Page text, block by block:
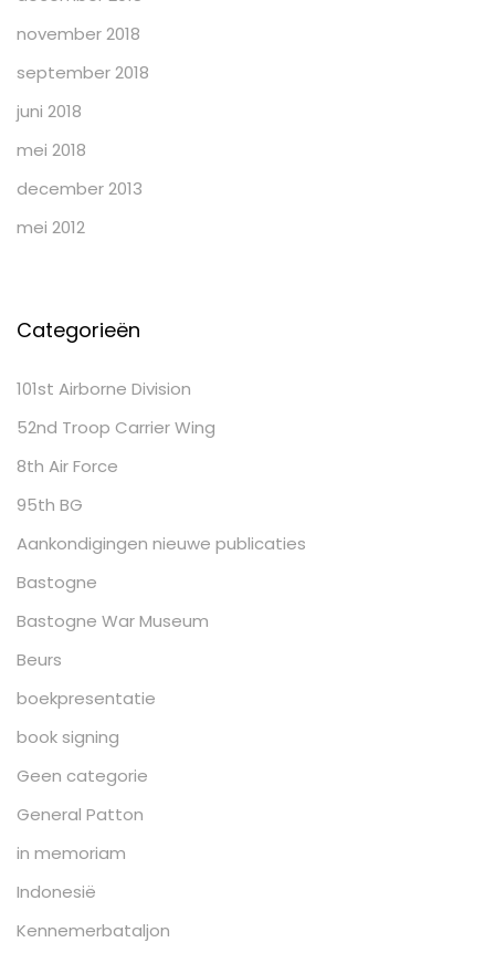
november 2018
september 2018
juni 2018
mei 2018
december 2013
mei 2012
Categorieën
101st Airborne Division
52nd Troop Carrier Wing
8th Air Force
95th BG
Aankondigingen nieuwe publicaties
Bastogne
Bastogne War Museum
Beurs
boekpresentatie
book signing
Geen categorie
General Patton
in memoriam
Indonesië
Kennemerbataljon